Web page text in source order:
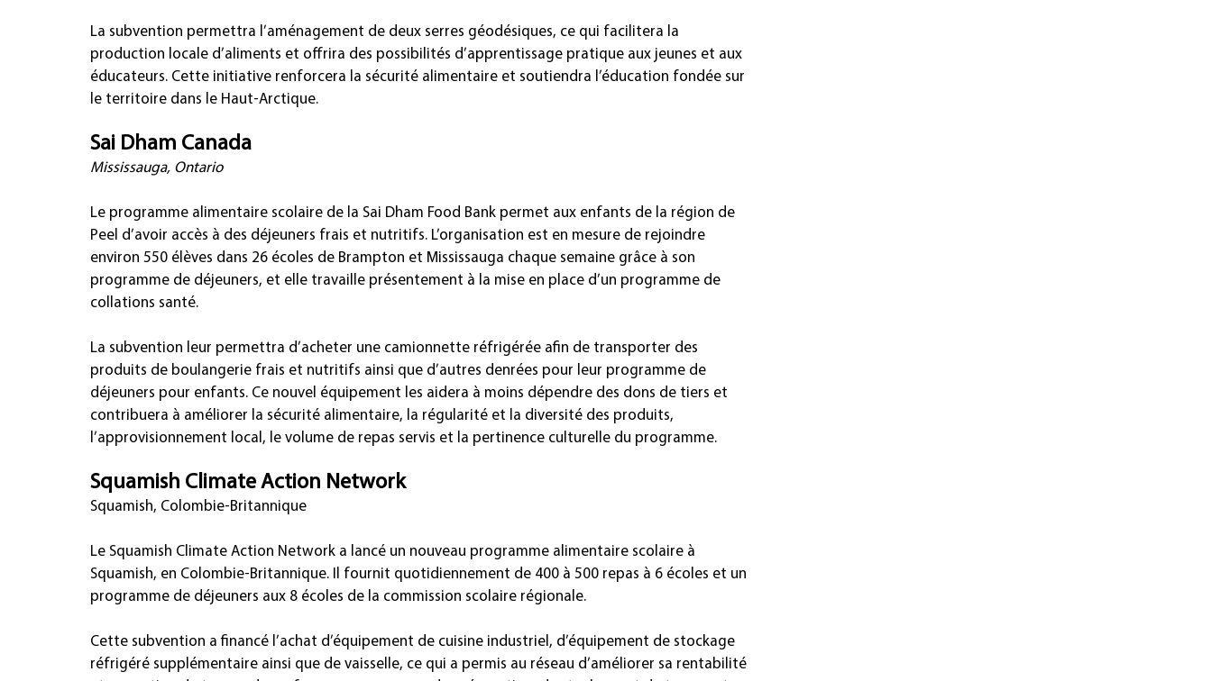
La subvention permettra l’aménagement de deux serres géodésiques, ce qui facilitera la
production locale d’aliments et offrira des possibilités d’apprentissage pratique aux jeunes et aux
éducateurs. Cette initiative renforcera la sécurité alimentaire et soutiendra l’éducation fondée sur
le territoire dans le Haut-Arctique.
Sai Dham Canada
Mississauga, Ontario
Le programme alimentaire scolaire de la Sai Dham Food Bank permet aux enfants de la région de
Peel d’avoir accès à des déjeuners frais et nutritifs. L’organisation est en mesure de rejoindre
environ 550 élèves dans 26 écoles de Brampton et Mississauga chaque semaine grâce à son
programme de déjeuners, et elle travaille présentement à la mise en place d’un programme de
collations santé.
La subvention leur permettra d’acheter une camionnette réfrigérée afin de transporter des
produits de boulangerie frais et nutritifs ainsi que d’autres denrées pour leur programme de
déjeuners pour enfants. Ce nouvel équipement les aidera à moins dépendre des dons de tiers et
contribuera à améliorer la sécurité alimentaire, la régularité et la diversité des produits,
l’approvisionnement local, le volume de repas servis et la pertinence culturelle du programme.
Squamish Climate Action Network
Squamish, Colombie-Britannique
Le Squamish Climate Action Network a lancé un nouveau programme alimentaire scolaire à
Squamish, en Colombie-Britannique. Il fournit quotidiennement de 400 à 500 repas à 6 écoles et un
programme de déjeuners aux 8 écoles de la commission scolaire régionale.
Cette subvention a financé l’achat d’équipement de cuisine industriel, d’équipement de stockage
réfrigéré supplémentaire ainsi que de vaisselle, ce qui a permis au réseau d’améliorer sa rentabilité